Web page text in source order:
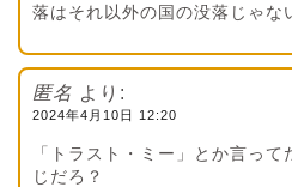
落はそれ以外の国の没落じゃな
匿名 より:
2024年4月10日 12:20
「トラスト・ミー」とか言っ
じだろ？